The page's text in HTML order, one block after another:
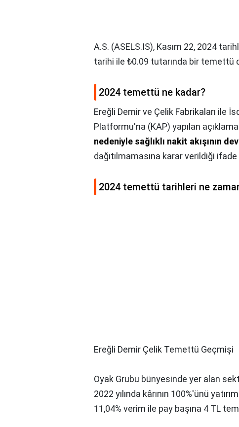
A.S. (ASELS.IS), Kasım 22, 2024
tarihi ile ₺0.09 tutarında bir temettü
2024 temettü ne kadar?
Ereğli Demir ve Çelik Fabrikaları ile
Platformu'na (KAP) yapılan
nedeniyle sağlıklı nakit akışının
dağıtılmamasına karar verildiği
2024 temettü tarihleri ne
Ereğli Demir Çelik Temettü Geçmişi
Oyak Grubu bünyesinde yer alan
2022 yılında kârının 100%′ünü
11,04% verim ile pay başına 4 TL